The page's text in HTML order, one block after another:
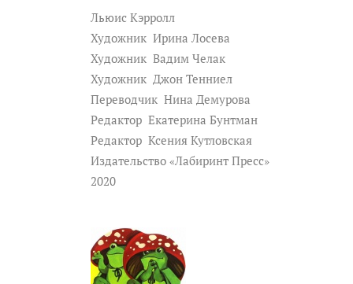
Льюис Кэрролл
Художник Ирина Лосева
Художник Вадим Челак
Художник Джон Тенниел
Переводчик Нина Демурова
Редактор Екатерина Бунтман
Редактор Ксения Кутловская
Издательство «Лабиринт Пресс»
2020